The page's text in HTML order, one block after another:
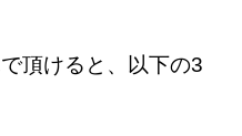
頂けると、以下の3